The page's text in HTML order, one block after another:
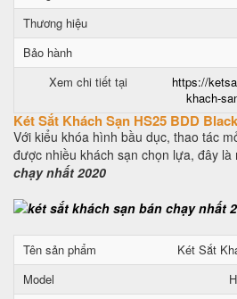
Thương hiệu
Bảo hành
Xem chi tiết tại
https://
khach-
Két Sắt Khách Sạn HS25 BDD
Với kiểu khóa hình bầu dục, thao tác
được nhiều khách sạn chọn lựa, đây là
chạy nhất 2020
Tên sản phẩm
Két Sắt
Model